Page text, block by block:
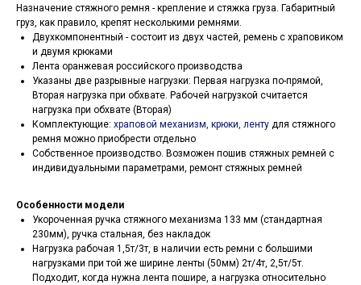
Назначение стяжного ремня - крепление и стяжка груза. Габаритный
груз, как правило, крепят несколькими ремнями.
Двухкомпонентный - состоит из двух частей, ремень с храповиком
и двумя крюками
Лента оранжевая российского производства
Указаны две разрывные нагрузки: Первая нагрузка по-прямой,
Вторая нагрузка при обхвате. Рабочей нагрузкой считается
нагрузка при обхвате (Вторая)
Комплектующие: храповой механизм, крюки, ленту для стяжного
ремня можно приобрести отдельно
Собственное производство. Возможен пошив стяжных ремней с
индивидуальными параметрами, ремонт стяжных ремней
Особенности модели
Укороченная ручка стяжного механизма 133 мм (стандартная
230мм), ручка стальная, без накладок
Нагрузка рабочая 1,5т/3т, в наличии есть ремни с большими
нагрузками при той же ширине ленты (50мм) 2т/4т, 2,5т/5т.
Подходит, когда нужна лента пошире, а нагрузка относительно